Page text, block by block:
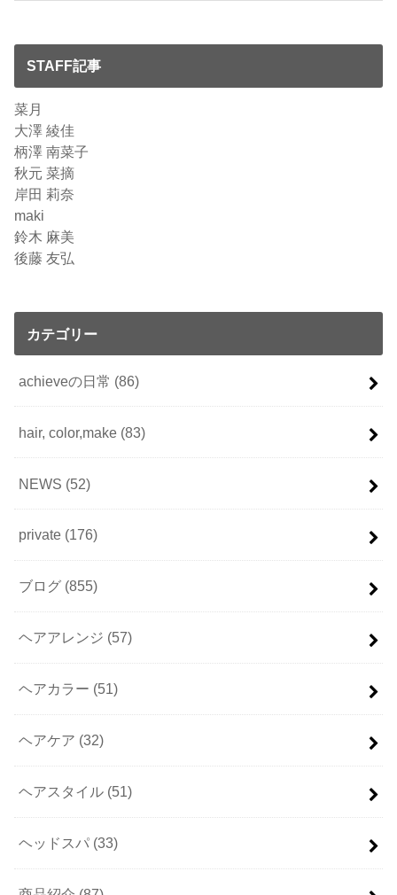
STAFF記事
菜月
大澤 綾佳
柄澤 南菜子
秋元 菜摘
岸田 莉奈
maki
鈴木 麻美
後藤 友弘
カテゴリー
achieveの日常 (86)
hair, color,make (83)
NEWS (52)
private (176)
ブログ (855)
ヘアアレンジ (57)
ヘアカラー (51)
ヘアケア (32)
ヘアスタイル (51)
ヘッドスパ (33)